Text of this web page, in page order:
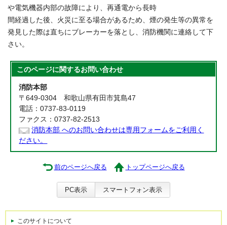
や電気機器内部の故障により、再通電から長時
間経過した後、火災に至る場合があるため、煙の発生等の異常を
発見した際は直ちにブレーカーを落とし、消防機関に連絡して下
さい。
このページに関するお問い合わせ
消防本部
〒649-0304 和歌山県有田市箕島47
電話：0737-83-0119
ファクス：0737-82-2513
消防本部 へのお問い合わせは専用フォームをご利用く
ださい。
前のページへ戻る トップページへ戻る
PC表示 スマートフォン表示
このサイトについて